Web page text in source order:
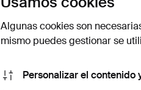
58 USD
Algunas cookies son
mismo puedes gestionar se
Personalizar el contenido